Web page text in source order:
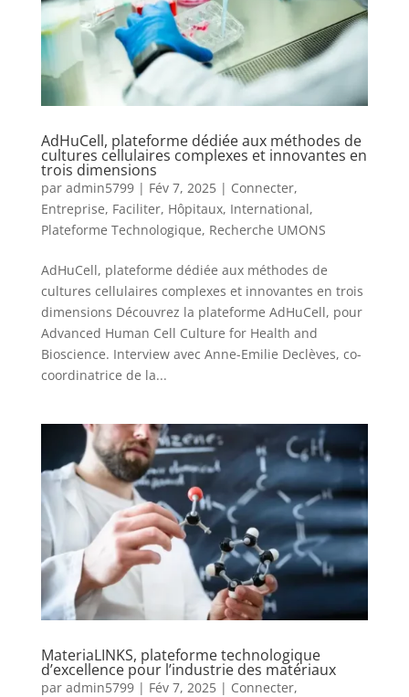
AdHuCell, plateforme dédiée aux méthodes de
cultures cellulaires complexes et innovantes en
trois dimensions
par admin5799| Fév 7, 2025| Connecter,
Entreprise, Faciliter, Hôpitaux, International,
Plateforme Technologique, Recherche UMONS
AdHuCell, plateforme dédiée aux méthodes de
cultures cellulaires complexes et innovantes en trois
dimensions Découvrez la plateforme AdHuCell, pour
Advanced Human Cell Culture for Health and
Bioscience. Interview avec Anne-Emilie Declèves, co-
coordinatrice de la...
MateriaLINKS, plateforme technologique
d’excellence pour l’industrie des matériaux
par admin5799| Fév 7, 2025| Connecter,